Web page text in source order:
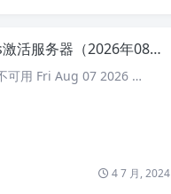
器（2026年08月07日更新）
可用 Fri Aug 07 2026 …
4 7 月, 2024